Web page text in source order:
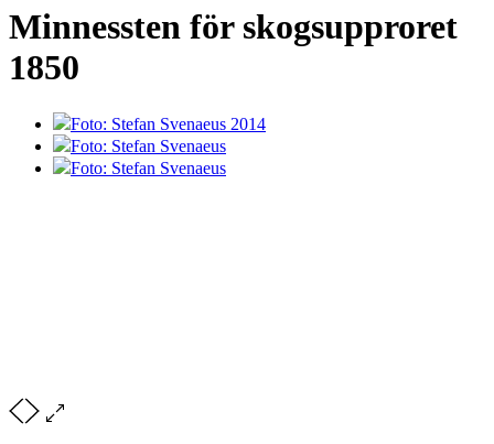
Minnessten för skogsupproret
1850
Foto: Stefan Svenaeus 2014
Foto: Stefan Svenaeus
Foto: Stefan Svenaeus